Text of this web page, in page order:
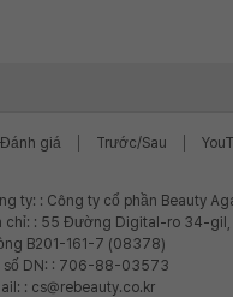
Đánh giá Trước/Sau
ty: : Công ty cổ phần Beauty
chỉ: : 55 Đường Digital-ro 34-gil,
B201-161-7 (08378)
số DN: : 706-88-03573
: cs@rebeauty.co.kr